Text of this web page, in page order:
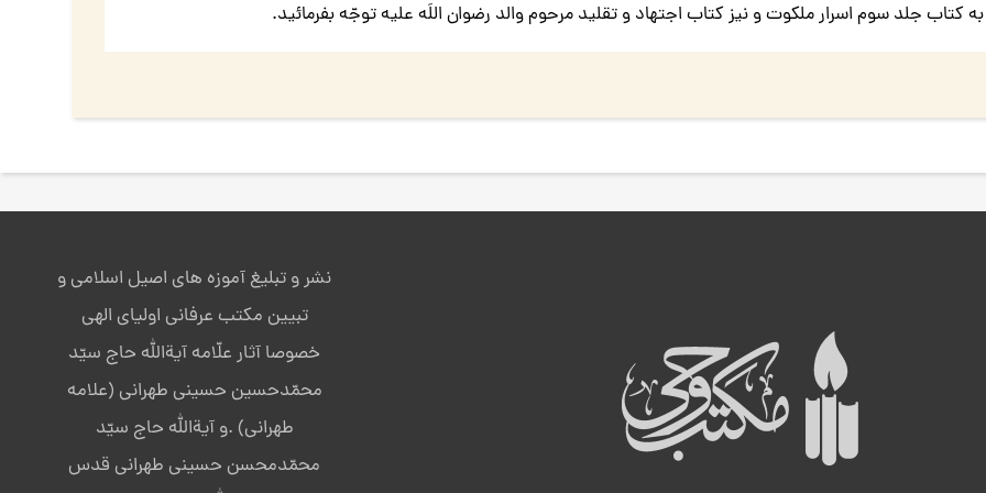
به کتاب جلد سوم اسرار ملکوت و نیز کتاب اجتهاد و تقلید مرحوم والد رضوان اللَه علیه توجّه بفرمائید.
نشر و تبلیغ آموزه های اصیل اسلامی و
تبیین مکتب عرفانی اولیای الهی
خصوصا آثار علّامه آیةالله حاج سیّد
محمّدحسین حسینی طهرانی (علامه
طهرانی) .و آیةالله حاج سیّد
محمّدمحسن حسینی طهرانی قدس